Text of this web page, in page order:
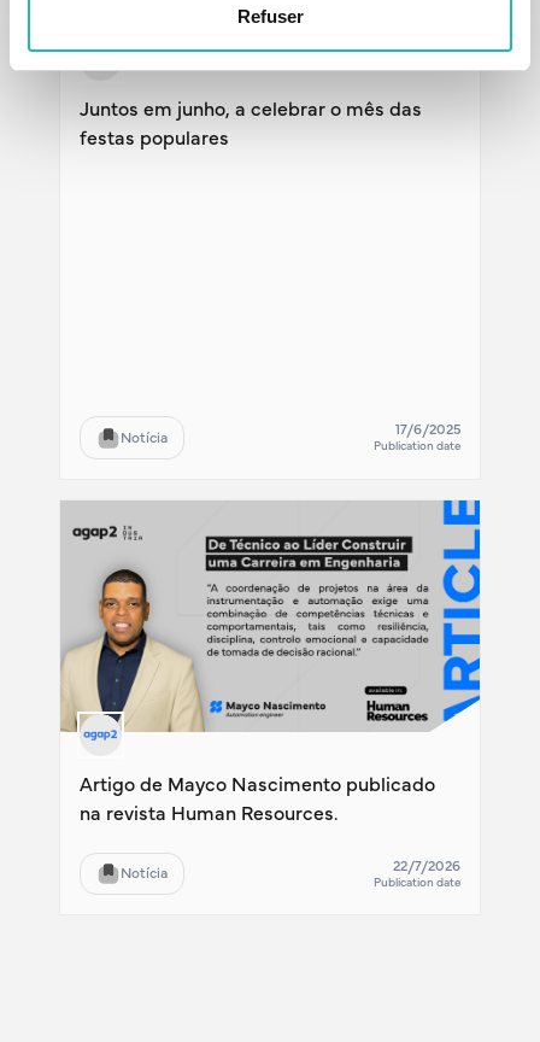
Refuser
Juntos em junho, a celebrar o mês das
festas populares
Notícia
17/6/2025
Publication date
Artigo de Mayco Nascimento publicado
na revista Human Resources.
Notícia
22/7/2026
Publication date